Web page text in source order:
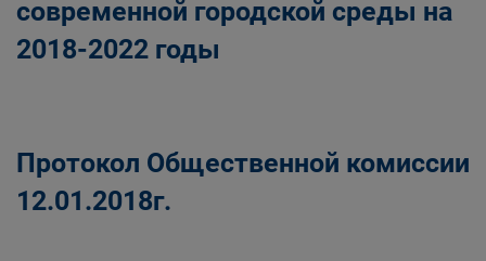
современной городской среды на
2018-2022 годы
Протокол Общественной комиссии
12.01.2018г.